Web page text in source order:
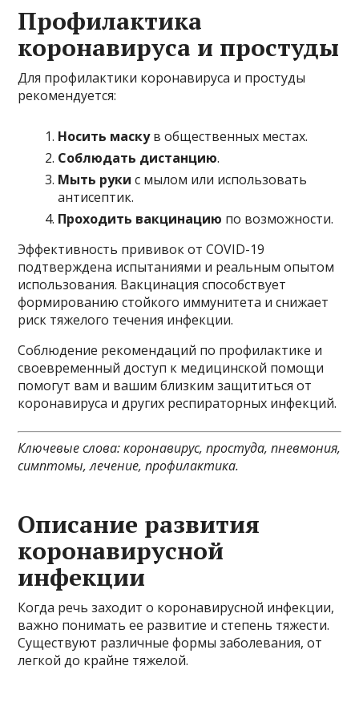
Профилактика
коронавируса и простуды
Для профилактики коронавируса и простуды
рекомендуется:
Носить маскув общественных местах.
Соблюдать дистанцию.
Мыть руки с мылом или использовать
антисептик.
Проходить вакцинацию по возможности.
Эффективность прививок от COVID-19
подтверждена испытаниями и реальным опытом
использования. Вакцинация способствует
формированию стойкого иммунитета и снижает
риск тяжелого течения инфекции.
Соблюдение рекомендаций по профилактике и
своевременный доступ к медицинской помощи
помогут вам и вашим близким защититься от
коронавируса и других респираторных инфекций.
Ключевые слова: коронавирус, простуда, пневмония,
симптомы, лечение, профилактика.
Описание развития
коронавирусной
инфекции
Когда речь заходит о коронавирусной инфекции,
важно понимать ее развитие и степень тяжести.
Существуют различные формы заболевания, от
легкой до крайне тяжелой.